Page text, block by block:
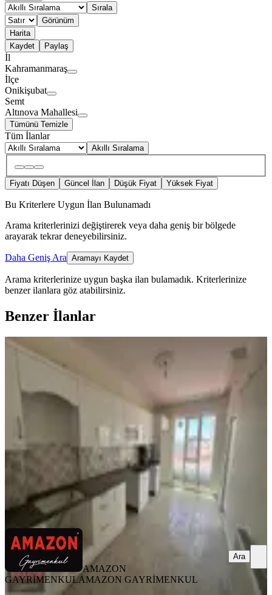
Sırala
Görünüm
Harita
Kaydet
Paylaş
İl
Kahramanmaraş
İlçe
Onikişubat
Semt
Altınova Mahallesi
Tümünü Temizle
Tüm İlanlar
Akıllı Sıralama
Fiyatı Düşen Güncel İlan Düşük Fiyat Yüksek Fiyat
Bu Kriterlere Uygun İlan Bulunamadı
Arama kriterlerinizi değiştirerek veya daha geniş bir bölgede
arayarak tekrar deneyebilirsiniz.
Daha Geniş Ara Aramayı Kaydet
Arama kriterlerinize uygun başka ilan bulamadık. Kriterlerinize
benzer ilanlara göz atabilirsiniz.
Benzer İlanlar
YENİ
Arkası 4+1 Teraslı Kiralık
1. Kat· 08.08.2026
AMAZON GAYRİMENKUL AMAZON GAYRİMENKUL
AMAZON
GAYRİMENKULAMAZON GAYRİMENKUL
Ara